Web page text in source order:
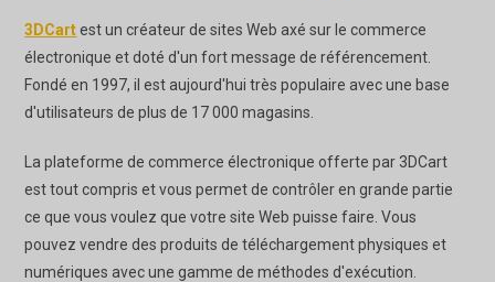
3DCartest un créateur de sites Web axé sur le commerce
électronique et doté d'un fort message de référencement.
Fondé en 1997, il est aujourd'hui très populaire avec une base
d'utilisateurs de plus de 17 000 magasins.
La plateforme de commerce électronique offerte par 3DCart
est tout compris et vous permet de contrôler en grande partie
ce que vous voulez que votre site Web puisse faire. Vous
pouvez vendre des produits de téléchargement physiques et
numériques avec une gamme de méthodes d'exécution.